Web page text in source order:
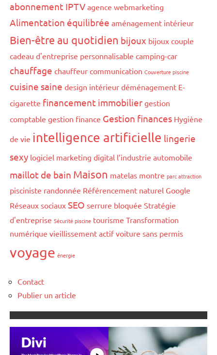
abonnement IPTV agence webmarketing
Alimentation équilibrée aménagement intérieur
Bien-être au quotidien bijoux bijoux couple
cadeau d'entreprise personnalisable camping-car
chauffage chauffeur communication Couverture piscine
cuisine saine design intérieur déménagement E-
cigarette financement immobilier gestion
comptable gestion finance Gestion finances Hygiène
de vie intelligence artificielle lingerie
sexy logiciel marketing digital l’industrie automobile
maillot de bain Maison matelas montre parc attraction
pisciniste randonnée Référencement naturel Google
Réseaux sociaux SEO serrure bloquée Stratégie
d'entreprise Sécurité piscine tourisme Transformation
numérique vieillissement actif voiture sans permis
voyage énergie
Contact
Publier un article